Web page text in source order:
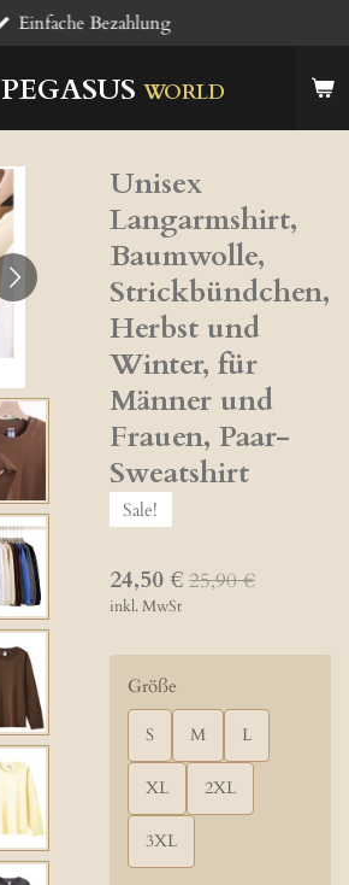
PEGASUS WORLD
Einfache Bezahlung
Unisex
Langarmshirt,
Baumwolle,
Strickbündchen,
Herbst und
Winter, für
Männer und
Frauen, Paar-
Sweatshirt
Sale!
24,50 € 25,90 €
inkl. MwSt
Größe
S M L
XL 2XL
3XL